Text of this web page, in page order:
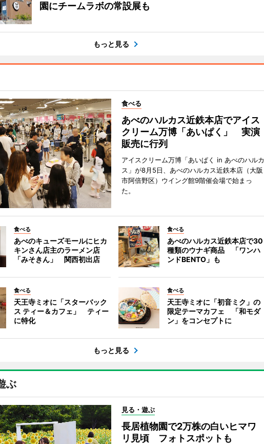
園にチームラボの常設展も
もっと見る
食べる
あべのハルカス近鉄本店でアイス
クリーム万博「あいぱく」 実演
販売に行列
アイスクリーム万博「あいぱく in あべのハルカ
ス」が8月5日、あべのハルカス近鉄本店（大阪
市阿倍野区）ウイング館9階催会場で始まっ
た。
食べる
あべのキューズモールにヒカ
キンさん店主のラーメン店
「みそきん」 関西初出店
食べる
あべのハルカス近鉄本店で30
種類のウナギ商品 「ワンハ
ンドBENTO」も
食べる
天王寺ミオに「スターバック
ス ティー＆カフェ」 ティー
に特化
食べる
天王寺ミオに「初音ミク」の
限定テーマカフェ 「和モダ
ン」をコンセプトに
もっと見る
ぶ
見る・遊ぶ
長居植物園で2万株の白いヒマワ
リ見頃 フォトスポットも